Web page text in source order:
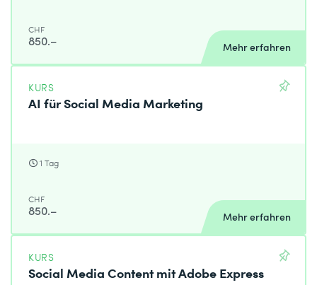
CHF
850.– Mehr erfahren
KURS
AI für Social Media Marketing
1 Tag
CHF
850.– Mehr erfahren
KURS
Social Media Content mit Adobe Express